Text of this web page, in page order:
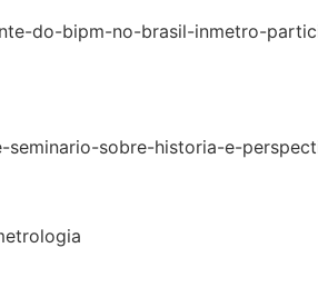
do-bipm-no-brasil-inmetro-
sobre-historia-e-